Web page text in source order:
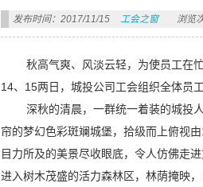
发布时间：2017/11/15 工会之窗 浏览
秋高气爽、风淡云轻，为使员工在
14、15两日，城投公司工会组织全体员
深秋的清晨，一群统一着装的城投
帘的梦幻色彩斑斓城堡，拾级而上俯视
目力所及的美景尽收眼底，令人仿佛走
进入树木茂盛的活力森林区，林荫掩映